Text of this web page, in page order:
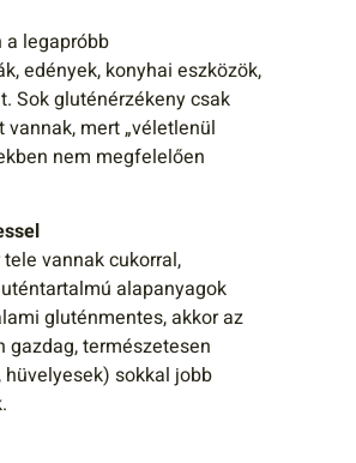
a legapróbb
edények, konyhai eszközök,
Sok gluténérzékeny csak
mert „véletlenül
nem megfelelően
vannak cukorral,
alapanyagok
gluténmentes, akkor az
természetesen
sokkal jobb